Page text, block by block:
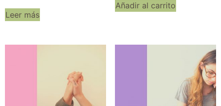
Leer más
Añadir al carrito